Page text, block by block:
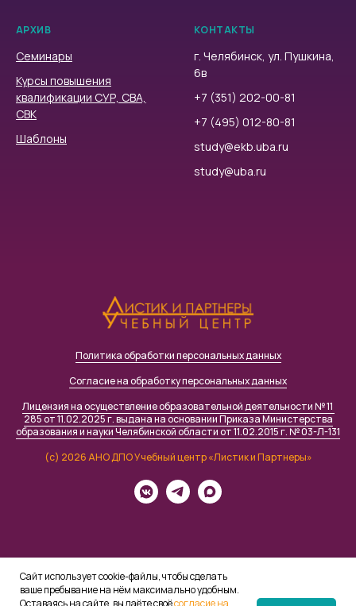
АРХИВ
Семинары
Курсы повышения
квалификации СУР, СВА,
СВК
Шаблоны
КОНТАКТЫ
г. Челябинск, ул. Пушкина,
6в
+7 (351) 202-00-81
+7 (495) 012-80-81
study@ekb.uba.ru
study@uba.ru
Политика обработки персональных данных
Согласие на обработку персональных данных
Лицензия на осуществление образовательной деятельности № 11
285 от 11.02.2025 г. выдана на основании Приказа Министерства
образования и науки Челябинской области от 11.02.2015 г. № 03-Л-131
(c) 2026 АНО ДПО Учебный центр «Листик и Партнеры»
Сайт использует cookie-файлы, чтобы сделать
ваше пребывание на нём максимально удобным.
Оставаясь на сайте, вы даёте своёсогласие на